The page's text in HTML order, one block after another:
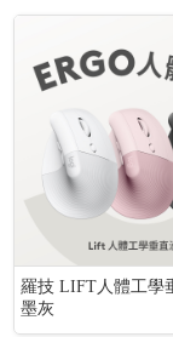
羅技 LIFT人體工學
墨灰